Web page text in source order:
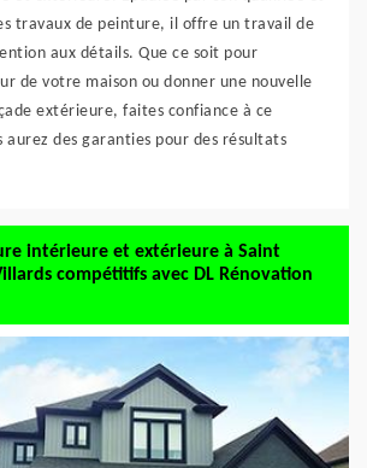
travaux de peinture, il offre un travail de
aux détails. Que ce soit pour
de votre maison ou donner une nouvelle
extérieure, faites confiance à ce
aurez des garanties pour des résultats
intérieure et extérieure à Saint
compétitifs avec DL Rénovation